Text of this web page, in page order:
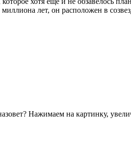
лет, он расположен в
Нажимаем на картинку,